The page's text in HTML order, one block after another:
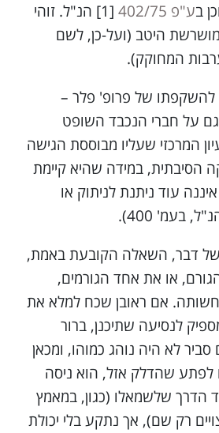
ע"פ 402/75
[1] הנ"ל. זוהי
היטב (ועל-כן, לשם
המחוקק).
להשקפתו של פרופ' פלר –
על חברי הנכבד השופט
המרכזי שעליו מבוססת הגישה
הסיבתית, במידה שהיא קיימת
עוד ניתנת לניתוק או
בעמ' 400).
של דבר, השאלה הקובעת באמת,
או את אחד הגורמים,
אם ראובן שכח למלא את
לנסיעה שתיכנן, ברור
לא היה נוהג כמוהו, ומכאן
שהדלק אזל, הוא ניסה
הדרך שלשמאלו (כגון, במאמץ
רק שם), אך נתקע בלי יכולת